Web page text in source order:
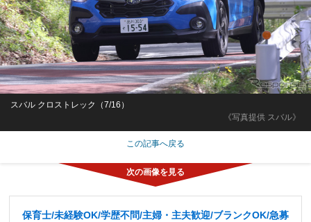
《写真提供 スバル》
スバル クロストレック（7/16）
この記事へ戻る
保育士/未経験OK/学歴不問/主婦・主夫歓迎/ブランクOK/急募